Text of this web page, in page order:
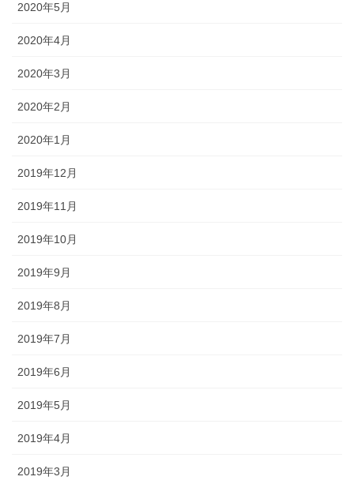
2020年5月
2020年4月
2020年3月
2020年2月
2020年1月
2019年12月
2019年11月
2019年10月
2019年9月
2019年8月
2019年7月
2019年6月
2019年5月
2019年4月
2019年3月